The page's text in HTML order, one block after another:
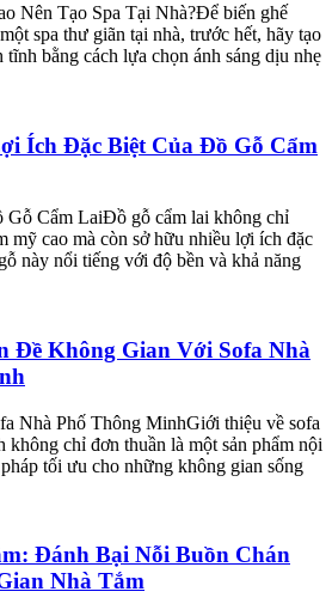
Nên Tạo Spa Tại Nhà?Để biến ghế
spa thư giãn tại nhà, trước hết, hãy tạo
tĩnh bằng cách lựa chọn ánh sáng dịu nhẹ
Ích Đặc Biệt Của Đồ Gỗ Cẩm
Cẩm LaiĐồ gỗ cẩm lai không chỉ
mỹ cao mà còn sở hữu nhiều lợi ích đặc
này nổi tiếng với độ bền và khả năng
Đề Không Gian Với Sofa Nhà
Nhà Phố Thông MinhGiới thiệu về sofa
không chỉ đơn thuần là một sản phẩm nội
tối ưu cho những không gian sống
Đánh Bại Nỗi Buồn Chán
Nhà Tắm